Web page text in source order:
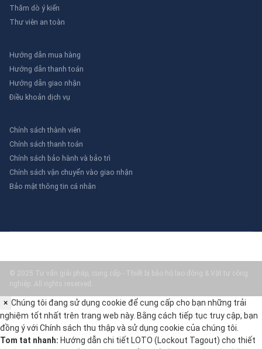
Thăm dò ý kiến
Thư viên an toàn
Hướng dẫn mua hàng
Hướng dẫn thanh toán
Hướng dẫn giao nhận
Điều khoản dịch vụ
Chính sách thành viên
Chính sách thanh toán
Chính sách bảo hành và bảo trì
Chính sách vận chuyển vào giao nhận
Bảo mật thông tin cá nhân
© 2025 Tư vấn giải pháp, cung cấp - Thiết bị bảo hộ lao động & Vật tư công
nghiệp. All rights reserved.
× Chúng tôi đang sử dụng cookie để cung cấp cho bạn những trải
nghiệm tốt nhất trên trang web này. Bằng cách tiếp tục truy cập, bạn
đồng ý với Chính sách thu thập và sử dụng cookie của chúng tôi.
Tom tat nhanh: Hướng dẫn chi tiết LOTO (Lockout Tagout) cho thiết